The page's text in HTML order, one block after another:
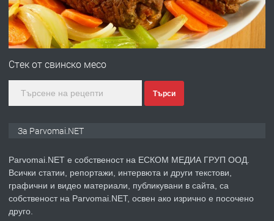
преди 1 година
ПРЕДЛАГА
Първи поход "По стъпките на Ангел
преди 1 година
ПРЕДЛАГА Уроци по Математика
Стек от свинско месо
Търси
За Parvomai.NET
Parvomai.NET е собственост на ЕСКОМ МЕДИА ГРУП ООД.
Всички статии, репортажи, интервюта и други текстови,
графични и видео материали, публикувани в сайта, са
собственост на Parvomai.NET, освен ако изрично е посочено
друго.